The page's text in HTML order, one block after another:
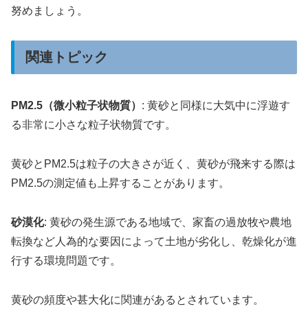
努めましょう。
関連トピック
PM2.5（微小粒子状物質） : 黄砂と同様に大気中に浮遊す
る非常に小さな粒子状物質です。
黄砂とPM2.5は粒子の大きさが近く、黄砂が飛来する際は
PM2.5の測定値も上昇することがあります。
砂漠化: 黄砂の発生源である地域で、家畜の過放牧や農地
転換など人為的な要因によって土地が劣化し、乾燥化が進
行する環境問題です。
黄砂の頻度や甚大化に関連があるとされています。